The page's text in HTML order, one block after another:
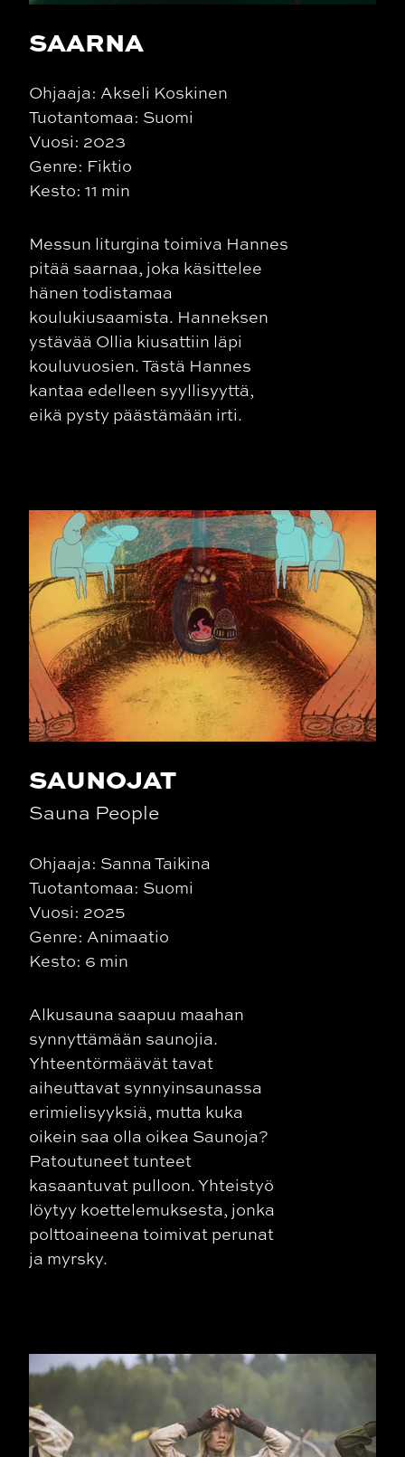
SAARNA
Ohjaaja: Akseli Koskinen
Tuotantomaa: Suomi
Vuosi: 2023
Genre: Fiktio
Kesto: 11 min
Messun liturgina toimiva Hannes
pitää saarnaa, joka käsittelee
hänen todistamaa
koulukiusaamista. Hanneksen
ystävää Ollia kiusattiin läpi
kouluvuosien. Tästä Hannes
kantaa edelleen syyllisyyttä,
eikä pysty päästämään irti.
SAUNOJAT
Sauna People
Ohjaaja: Sanna Taikina
Tuotantomaa: Suomi
Vuosi: 2025
Genre: Animaatio
Kesto: 6 min
Alkusauna saapuu maahan
synnyttämään saunojia.
Yhteentörmäävät tavat
aiheuttavat synnyinsaunassa
erimielisyyksiä, mutta kuka
oikein saa olla oikea Saunoja?
Patoutuneet tunteet
kasaantuvat pulloon. Yhteistyö
löytyy koettelemuksesta, jonka
polttoaineena toimivat perunat
ja myrsky.